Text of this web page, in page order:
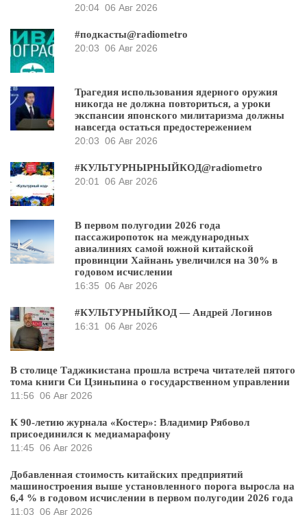
20:04 06 Авг 2026
#подкасты@radiometro
20:03 06 Авг 2026
Трагедия использования ядерного оружия
никогда не должна повториться, а уроки
экспансии японского милитаризма должны
навсегда остаться предостережением
20:03 06 Авг 2026
#КУЛЬТУРНЫРНЫЙКОД@radiometro
20:01
06 Авг 2026
В первом полугодии 2026 года
пассажиропоток на международных
авиалиниях самой южной китайской
провинции Хайнань увеличился на 30% в
годовом исчислении
16:35 06 Авг 2026
#КУЛЬТУРНЫЙКОД — Андрей Логинов
16:31
06 Авг 2026
В столице Таджикистана прошла встреча читателей пятого
тома книги Си Цзиньпина о государственном управлении
11:56 06 Авг 2026
К 90-летию журнала «Костер»: Владимир Рябовол
присоединился к медиамарафону
11:45 06 Авг 2026
Добавленная стоимость китайских предприятий
машиностроения выше установленного порога выросла на
6,4 % в годовом исчислении в первом полугодии 2026 года
11:03 06 Авг 2026